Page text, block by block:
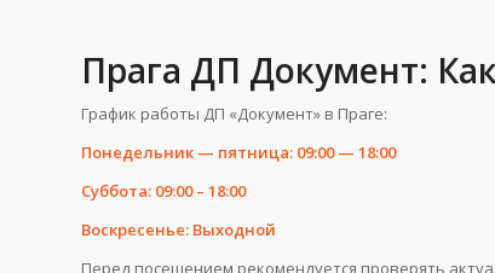
Прага ДП Документ:
График работы ДП «Документ» в Праге:
Понедельник — пятница: 09:00 — 18:00
Суббота: 09:00 – 18:00
Воскресенье: Выходной
Перед посещением рекомендуется проверять